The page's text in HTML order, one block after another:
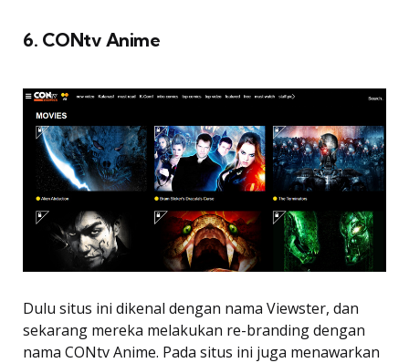
6. CONtv Anime
Dulu situs ini dikenal dengan nama Viewster, dan
sekarang mereka melakukan re-branding dengan
nama CONtv Anime. Pada situs ini juga menawarkan